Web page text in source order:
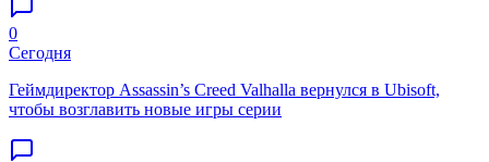
0
Сегодня
Геймдиректор Assassin’s Creed Valhalla вернулся в Ubisoft,
чтобы возглавить новые игры серии